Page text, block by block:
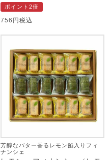
ポイント2倍
756 税込
芳醇なバター香るレモン餡入りフィ
ナンシェ